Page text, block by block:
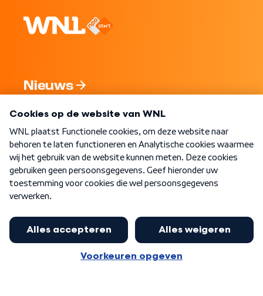
Nieuws
Nieuwsbrief
Word Lid